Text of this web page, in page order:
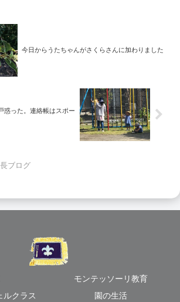
今日からうたちゃんがさくらさんに加わりました
惑った。連絡帳はスポー
ブログ
モンテッソーリ教育
ルクラス
園の生活